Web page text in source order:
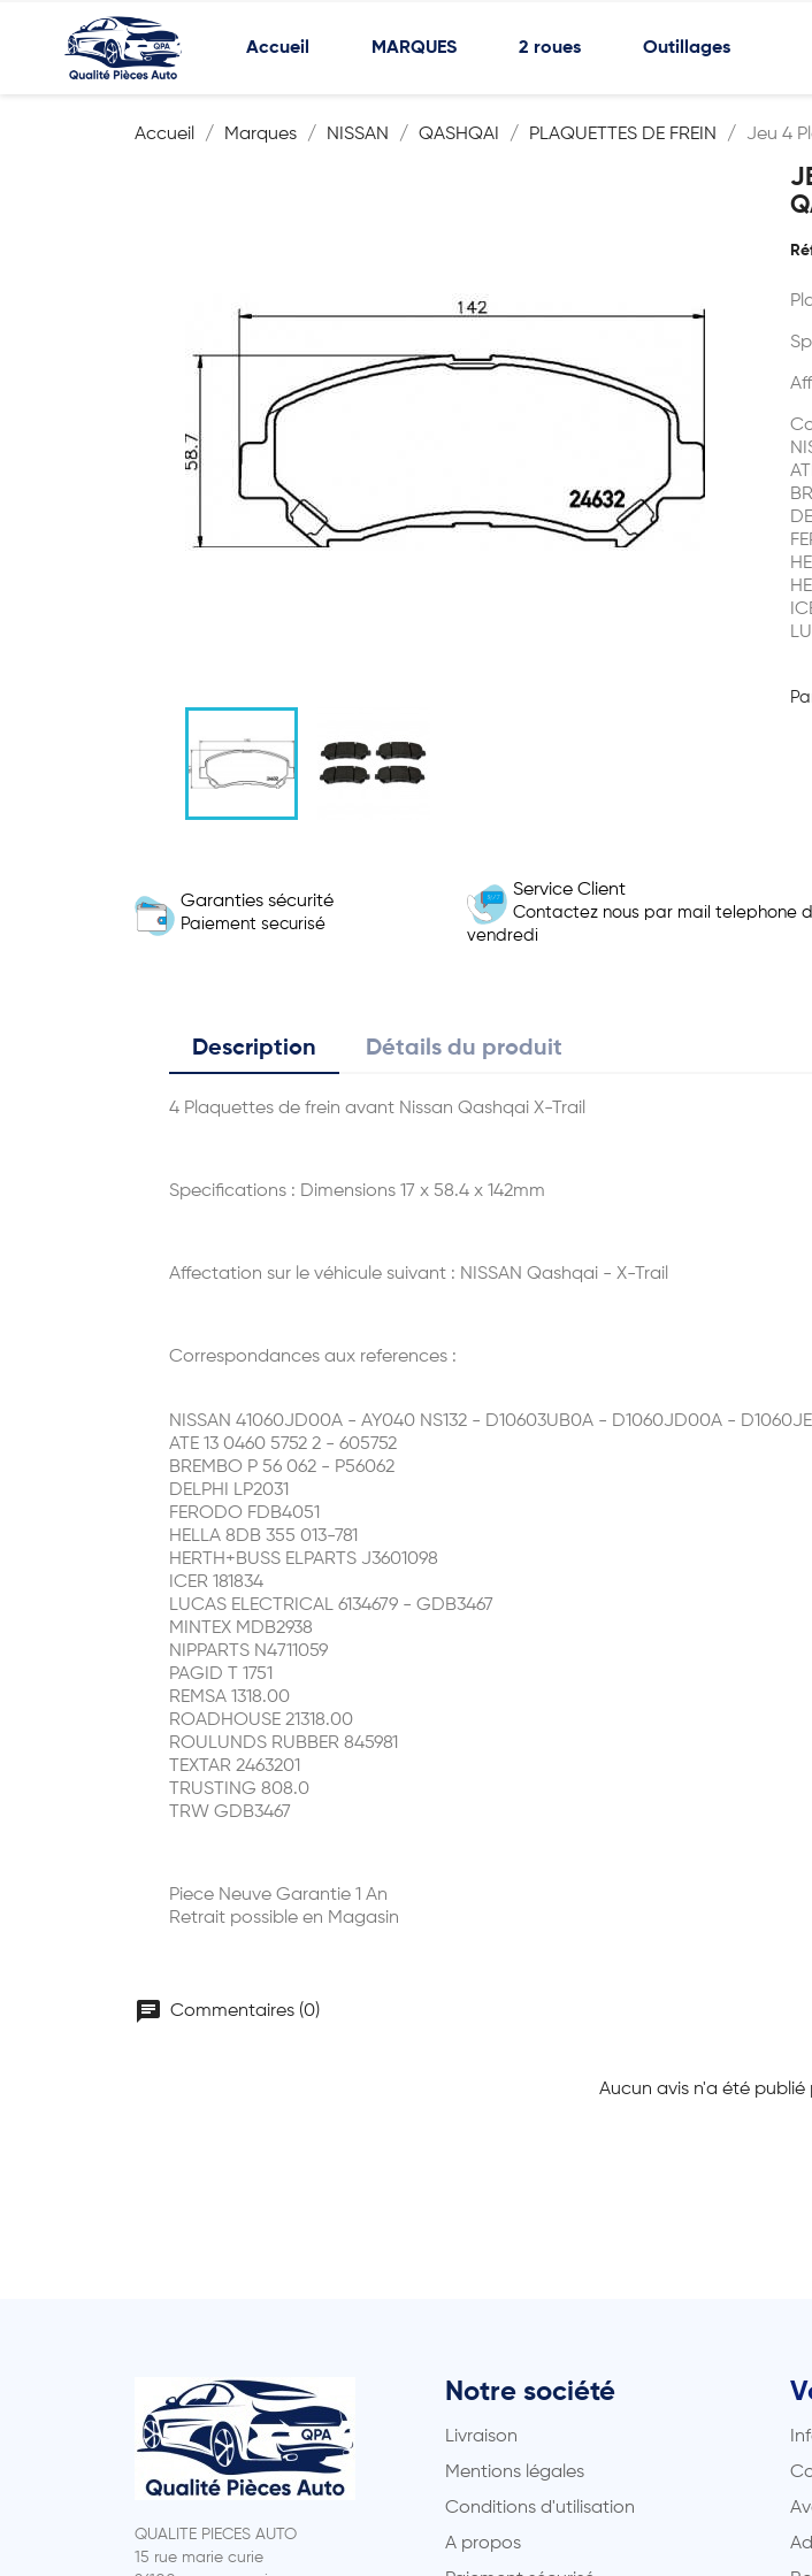
Accueil MARQUES 2 roues Outillages
Accueil Marques NISSAN QASHQAI PLAQUETTES DE FREIN Jeu 4
Garanties sécurité
Paiement securisé
Service Client
Contactez nous par mail telephone
vendredi
Description Détails du produit
4 Plaquettes de frein avant Nissan Qashqai X-Trail
Specifications : Dimensions 17 x 58.4 x 142mm
Affectation sur le véhicule suivant : NISSAN Qashqai - X-Trail
Correspondances aux references :
NISSAN 41060JD00A - AY040 NS132 - D10603UB0A - D1060JD00A -
ATE 13 0460 5752 2 - 605752
BREMBO P 56 062 - P56062
DELPHI LP2031
FERODO FDB4051
HELLA 8DB 355 013-781
HERTH+BUSS ELPARTS J3601098
ICER 181834
LUCAS ELECTRICAL 6134679 - GDB3467
MINTEX MDB2938
NIPPARTS N4711059
PAGID T 1751
REMSA 1318.00
ROADHOUSE 21318.00
ROULUNDS RUBBER 845981
TEXTAR 2463201
TRUSTING 808.0
TRW GDB3467
Piece Neuve Garantie 1 An
Retrait possible en Magasin
chat Commentaires (0)
Aucun avis n'a été
QUALITE PIECES AUTO
15 rue marie curie
Notre société
Livraison
Mentions légales
Conditions d'utilisation
A propos